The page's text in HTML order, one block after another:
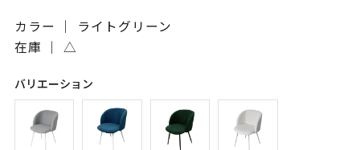
カラー ｜ ライトグリーン
在庫 ｜ △
バリエーション